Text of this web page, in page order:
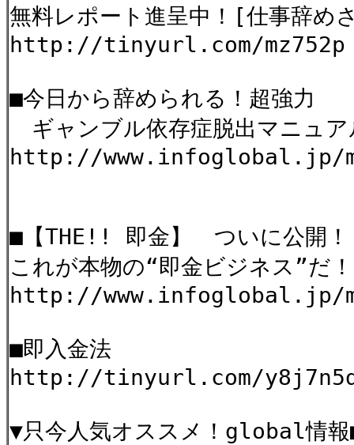
無料レポート進呈中！[仕事辞め
http://tinyurl.com/mz752p
■今日から辞められる！超強力
ギャンブル依存症脱出マニュ
http://www.infoglobal.jp/
■【THE!! 即金】 ついに公開
これが本物の“即金ビジネス”だ
http://www.infoglobal.jp/
■即入金法
http://tinyurl.com/
▼只今人気オススメ！global情